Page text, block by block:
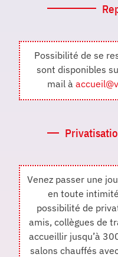
Possibilité de se
sont disponibles
mail à
Venez passer une
en toute
possibilité de
amis, collègues de
accueillir jusqu’à
salons chauffés